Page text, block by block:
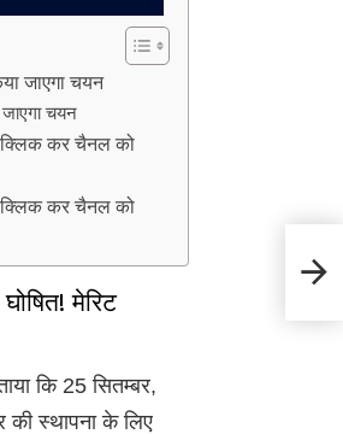
जाएगा चयन
चयन
कर चैनल को
कर चैनल को
मेरिट
कि 25 सितम्बर,
की स्थापना के लिए
के भरें